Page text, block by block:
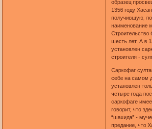
образец
1356 году
получившую, по
наименование
Строительство
шесть лет. А в
установлен
строителя -
Саркофаг
себе на самом
установлен
четыре года
саркофаге
говорит, что
“шахида” -
предание, что